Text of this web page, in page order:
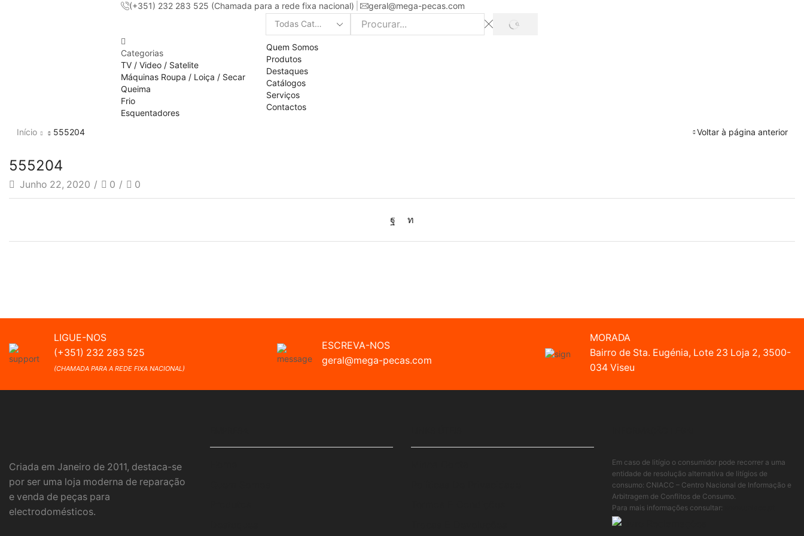
(+351) 232 283 525 (Chamada para a rede fixa nacional) geral@mega-pecas.com
Search
PROCURAR
Categorias
TV / Video / Satelite
Máquinas Roupa / Loiça / Secar
Queima
Frio
Esquentadores
Quem Somos
Produtos
Destaques
Catálogos
Serviços
Contactos
Voltar à página anterior
Início 555204
555204
Junho 22, 2020 / 0 / 0
LIGUE-NOS
(+351) 232 283 525
(CHAMADA PARA A REDE FIXA NACIONAL)
ESCREVA-NOS
geral@mega-pecas.com
MORADA
Bairro de Sta. Eugénia, Lote 23 Loja 2, 3500-
034 Viseu
Criada em Janeiro de 2011, destaca-se
por ser uma loja moderna de reparação
e venda de peças para
electrodomésticos.
Em caso de litígio o consumidor pode recorrer a uma
entidade de resolução alternativa de litígios de
consumo: CNIACC – Centro Nacional de Informação e
Arbitragem de Conflitos de Consumo.
Para mais informações consultar: